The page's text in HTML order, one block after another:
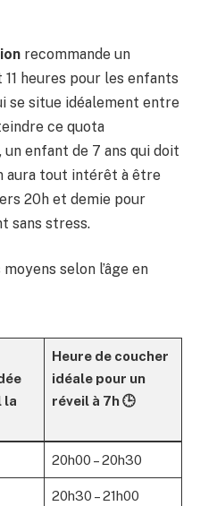
recommande un
heures pour les enfants
se situe idéalement entre
ce quota
enfant de 7 ans qui doit
aura tout intérêt à être
20h et demie pour
sans stress.
selon l’âge en
la
Heure de coucher
idéale pour un
réveil à 7h 🕒
20h00 – 20h30
20h30 – 21h00